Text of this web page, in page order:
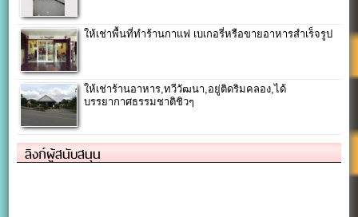
ให้เช่าพื้นที่ทำร้านกาแฟ เบเกอรี่หรือขายอาหารสำเร็จรูป
ให้เช่าร้านอาหาร,ทวีวัฒนา,อยู่ติดริมคลอง,ได้
บรรยากาศธรรมชาติชิวๆ
ลิงก์ผู้สนับสนุน